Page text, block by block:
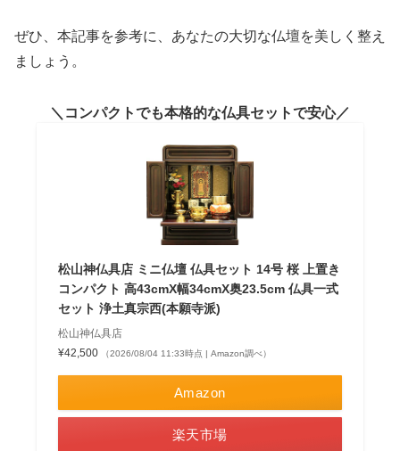
ぜひ、本記事を参考に、あなたの大切な仏壇を美しく整え
ましょう。
コンパクトでも本格的な仏具セットで安心
松山神仏具店 ミニ仏壇 仏具セット 14号 桜 上置き
コンパクト 高43cmX幅34cmX奥23.5cm 仏具一式
セット 浄土真宗西(本願寺派)
松山神仏具店
¥42,500
（2026/08/04 11:33時点 | Amazon調べ）
Amazon
楽天市場